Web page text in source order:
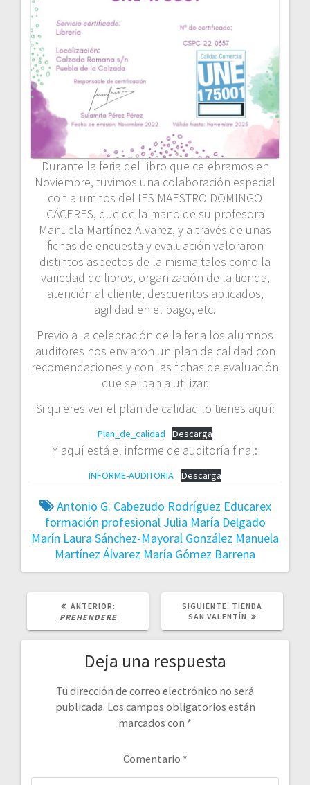
Durante la feria del libro que celebramos en
Noviembre, tuvimos una colaboración especial
con alumnos del IES MAESTRO DOMINGO
CÁCERES, que de la mano de su profesora
Manuela Martínez Álvarez, y a través de unas
fichas de encuesta y evaluación valoraron
distintos aspectos de la misma tales como la
variedad de libros, organización de la tienda,
atención al cliente, descuentos aplicados,
agilidad en el pago, etc.
Previo a la celebración de la feria los alumnos
auditores nos enviaron un plan de calidad con
recomendaciones y con las fichas de evaluación
que se iban a utilizar.
Si quieres ver el plan de calidad lo tienes aquí:
Plan_de_calidad Descarga
Y aquí está el informe de auditoría final:
INFORME-AUDITORIA Descarga
Antonio G. Cabezudo Rodríguez Educarex
formación profesional Julia María Delgado
Marín Laura Sánchez-Mayoral González Manuela
Martínez Álvarez María Gómez Barrena
ANTERIOR:
ANTERIOR:
PREHENDERE
SIGUIENTE: SIGUIENTE
POST:
TIENDA
SAN VALENTÍN
Deja una respuesta
Tu dirección de correo electrónico no será
publicada. Los campos obligatorios están
marcados con *
Comentario *